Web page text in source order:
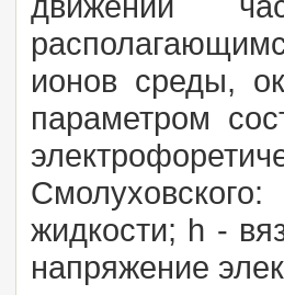
ионов среды,
параметром
Смолуховского:
жидкости; h -
напряжение